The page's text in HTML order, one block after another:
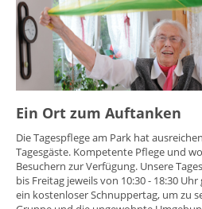
Ein Ort zum Auftanken
Die Tagespflege am Park hat
Tagesgäste. Kompetente Pflege und
Besuchern zur Verfügung. Unsere
bis Freitag jeweils von 10:30 - 18:30
ein kostenloser Schnuppertag, um zu